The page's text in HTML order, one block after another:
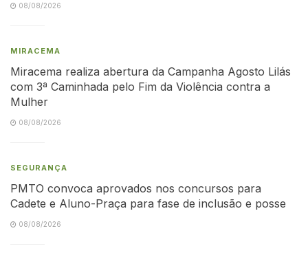
08/08/2026
MIRACEMA
Miracema realiza abertura da Campanha Agosto Lilás
com 3ª Caminhada pelo Fim da Violência contra a
Mulher
08/08/2026
SEGURANÇA
PMTO convoca aprovados nos concursos para
Cadete e Aluno-Praça para fase de inclusão e posse
08/08/2026